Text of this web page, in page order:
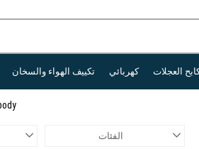
تكييف الهواء والسخان كهربائي العجلات
الفئات